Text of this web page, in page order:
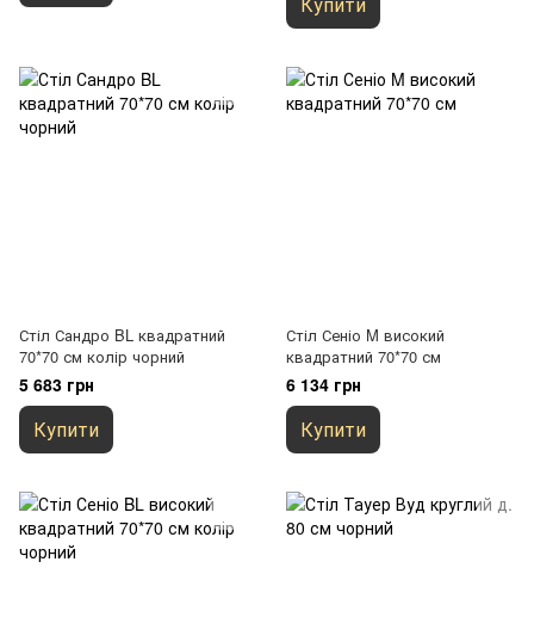
Стіл Сандро BL квадратний
70*70 см колір чорний
5 683 грн
Купити
Стіл Сеніо M високий
квадратний 70*70 см
6 134 грн
Купити